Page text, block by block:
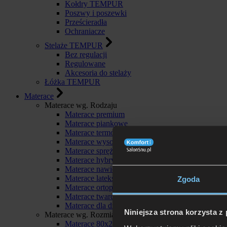
Zgoda
Niniejsza strona korzysta z
Kołdry TEMPUR
Poszwy i poszewki
Prześcieradła
Ochraniacze
Stelaże TEMPUR
Bez regulacji
Regulowane
Akcesoria do stelaży
Łóżka TEMPUR
Materace
Materace wg. Rodzaju
Materace premium
Materace piankowe
Materace termoelastyczne
Materace wysokoelastyczne
Materace sprężynowe
Materace hybrydowe
Materace nawierzchniowe
Materace lateksowe
Materace ortopedyczne
Materace twarde
Materace dla dzieci
Materace wg. Rozmiaru
Materace 80x200